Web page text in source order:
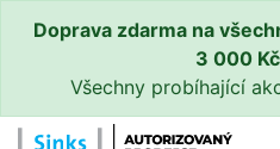
Doprava zdarma na
3 000
Všechny probíhající